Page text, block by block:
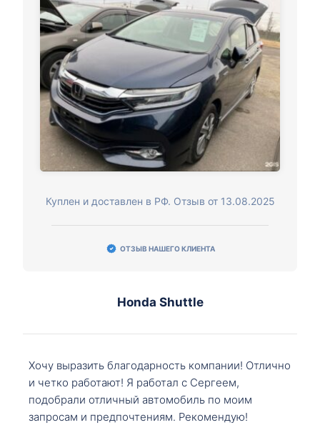
Куплен и доставлен в РФ. Отзыв от 13.08.2025
ОТЗЫВ НАШЕГО КЛИЕНТА
Honda Shuttle
Хочу выразить благодарность компании! Отлично
и четко работают! Я работал с Сергеем,
подобрали отличный автомобиль по моим
запросам и предпочтениям. Рекомендую!